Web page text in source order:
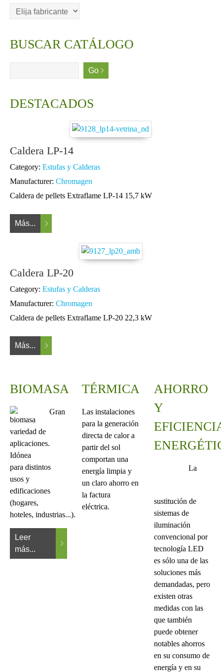
BUSCAR CATÁLOGO
DESTACADOS
Caldera LP-14
Category: Estufas y Calderas
Manufacturer: Chromagen
Caldera de pellets Extraflame LP-14 15,7 kW
Más...
Caldera LP-20
Category: Estufas y Calderas
Manufacturer: Chromagen
Caldera de pellets Extraflame LP-20 22,3 kW
Más...
BIOMASA
Gran
variedad de
aplicaciones.
Idónea
para distintos
usos y
edificaciones
(hogares,
hoteles, industrias...).
Leer
más...
TÉRMICA
Las instalaciones
para la generación
directa de calor a
partir del sol
comportan una
energía limpia y
un claro ahorro en
la factura
eléctrica.
AHORRO
Y
La
sustitución de
sistemas de
iluminación
convencional por
tecnología LED
es sólo una de las
soluciones más
demandadas, pero
existen otras
medidas con las
que también
puede obtener
notables ahorros
en su consumo de
energía y en su